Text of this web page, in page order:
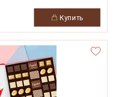
купить